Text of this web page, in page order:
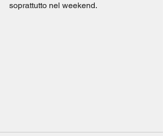
soprattutto nel weekend.